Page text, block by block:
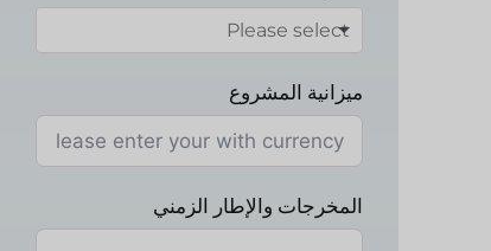
ميزانية المشروع
المخرجات والإطار الزمني